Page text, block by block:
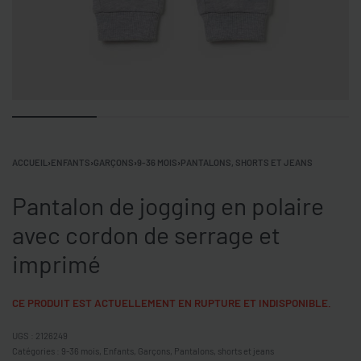
ACCUEIL ›ENFANTS›GARÇONS›9-36 MOIS›PANTALONS, SHORTS ET JEANS
Pantalon de jogging en polaire
avec cordon de serrage et
imprimé
CE PRODUIT EST ACTUELLEMENT EN RUPTURE ET INDISPONIBLE.
2126249
Catégories : 9-36 mois Enfants Garçons Pantalons, shorts et jeans